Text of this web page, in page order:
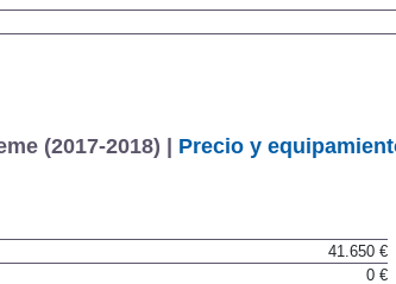
(2017-2018) | Precio y equipamiento
41.650 €